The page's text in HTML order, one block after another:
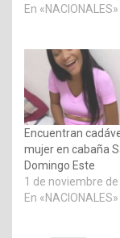
En «NACIONALES»
Encuentran
mujer en cabaña
Domingo Este
1 de noviembre
En «NACIONALES»